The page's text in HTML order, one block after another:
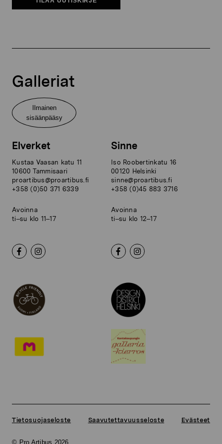
Galleriat
Ilmainen
sisäänpääsy
Elverket
Kustaa Vaasan katu 11
10600 Tammisaari
proartibus@proartibus.fi
+358 (0)50 371 6339
Avoinna
ti–su klo 11–17
Sinne
Iso Roobertinkatu 16
00120 Helsinki
sinne@proartibus.fi
+358 (0)45 883 3716
Avoinna
ti–su klo 12–17
© Pro Artibus 2026
Tietosuojaseloste Saavutettavuusseloste Evästeet